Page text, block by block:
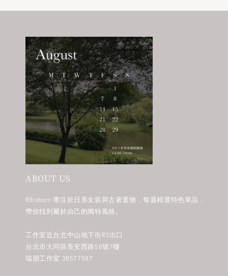
ABOUT US
REreburn 專注於日系女裝與古著選物，每週精選特色單品，
帶你找到屬於自己的獨特風格。
工作室近台北中山地下街R3出口
台北市大同區長安西路58號7樓
瑞朋工作室 38577587